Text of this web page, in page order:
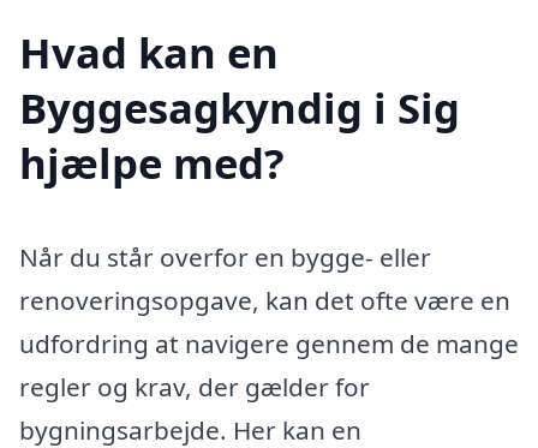
Hvad kan en
Byggesagkyndig i Sig
hjælpe med?
Når du står overfor en bygge- eller
renoveringsopgave, kan det ofte være en
udfordring at navigere gennem de mange
regler og krav, der gælder for
bygningsarbejde. Her kan en